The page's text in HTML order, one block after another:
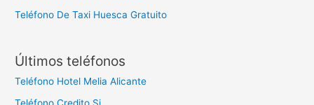
Teléfono De Taxi Huesca Gratuito
Últimos teléfonos
Teléfono Hotel Melia Alicante
Teléfono Credito Si